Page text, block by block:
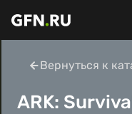
Вернуться к
ARK: